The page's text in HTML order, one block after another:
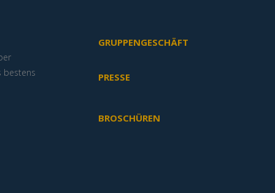
bestens
GRUPPENGESCHÄFT
PRESSE
BROSCHÜREN